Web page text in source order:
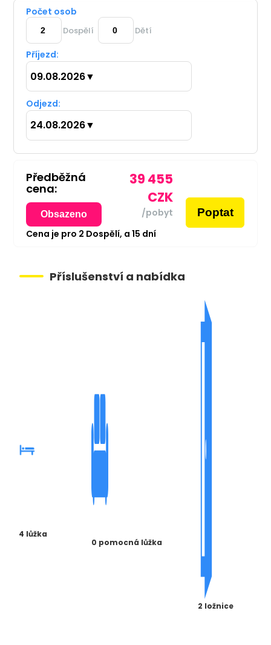
Počet osob
Dospělí Dětí
Příjezd:
09.08.2026▼
Odjezd:
24.08.2026▼
Předběžná
cena:
Obsazeno
39 455
CZK
/pobyt Poptat
Cena je pro 2 Dospělí, a 15 dní
Příslušenství a nabídka
4 lůžka
0 pomocná lůžka
2 ložnice